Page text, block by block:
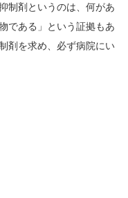
制剤というのは、何があ
である」という証拠もあ
剤を求め、必ず病院にい